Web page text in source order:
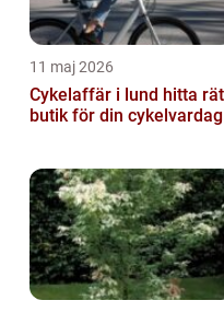
11 maj 2026
Cykelaffär i lund hitta rätt
butik för din cykelvardag